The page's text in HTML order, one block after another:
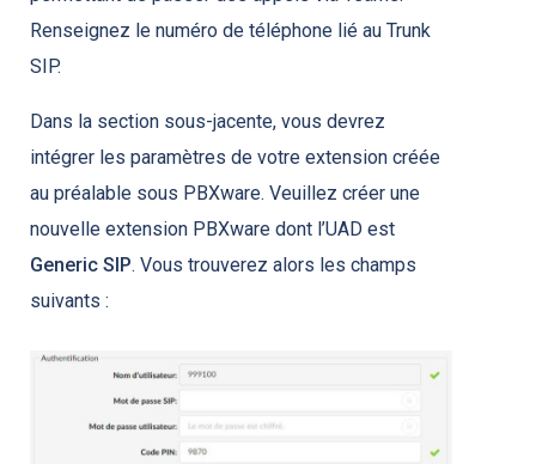
Renseignez le numéro de téléphone lié au Trunk
SIP.
Dans la section sous-jacente, vous devrez
intégrer les paramètres de votre extension créée
au préalable sous PBXware. Veuillez créer une
nouvelle extension PBXware dont l’UAD est
Generic SIP. Vous trouverez alors les champs
suivants :